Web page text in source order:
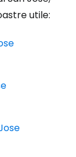
utile: